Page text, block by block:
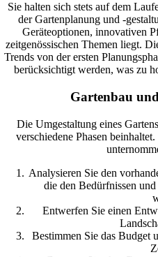
Sie halten sich stets auf dem
der Gartenplanung und -
Geräteoptionen, innovativen
zeitgenössischen Themen liegt.
Trends von der ersten
berücksichtigt werden, was zu
Gartenbau
Die Umgestaltung eines
verschiedene Phasen
Analysieren Sie den
die den Bedürfnissen
Entwerfen Sie einen
Bestimmen Sie das Budget